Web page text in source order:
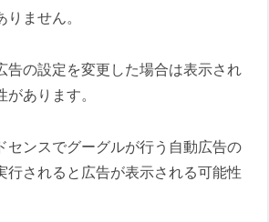
ません。
告の設定を変更した場合は表示され
あります。
センスでグーグルが行う自動広告の
行されると広告が表示される可能性